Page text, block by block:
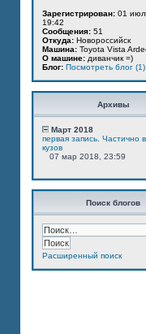
Зарегистрирован: 01 июл
19:42
Сообщения: 51
Откуда: Новороссийск
Машина: Toyota Vista
О машине: диванчик =)
Блог: Посмотреть блог (1)
Архивы
Март 2018
первая запись. Частично
кузов
07 мар 2018, 23:59
Поиск блогов
Расширенный поиск